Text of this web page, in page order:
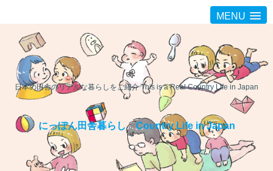
MENU
日本の田舎のリアルな暮らしをご紹介 This is a Real Country Life in Japan
にっぽん田舎暮らし Country Life in Japan